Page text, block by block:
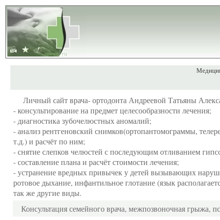
Личный сайт врача- ортодонта Андреевой Татьяны
- консультирование на предмет целесообразности лечения;
- диагностика зубочелюстных аномалий;
- анализ рентгеновский снимков(ортопантомограммы,
т.д.) и расчёт по ним;
- снятие слепков челюстей с последующим отливанием
- составление плана и расчёт стоимости лечения;
- устранение вредных привычек у детей вызывающих
ротовое дыхание, инфантильное глотание (язык
так же другие виды.
Консультация семейного врача, межпозвоночная грыжа,